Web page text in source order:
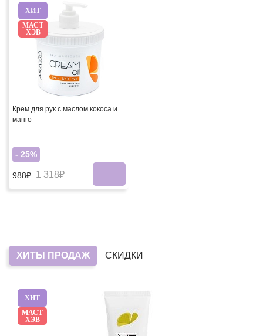
ХИТ
МАСТ
ХЭВ
Крем для рук с маслом кокоса и
манго
- 25%
988₽ 1 318₽
ХИТЫ ПРОДАЖ СКИДКИ
ХИТ
МАСТ
ХЭВ